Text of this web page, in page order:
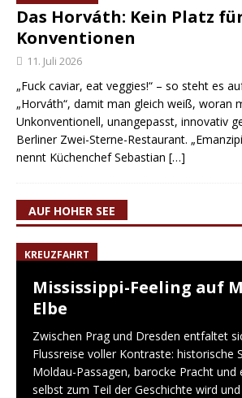
Das Horváth: Kein Platz
Konventionen
11. Juli 2026
„Fuck caviar, eat veggies!“ – so steht es
„Horváth“, damit man gleich weiß, woran
Unkonventionell, unangepasst, innovativ
Berliner Zwei-Sterne-Restaurant.
nennt Küchenchef Sebastian […]
AUF HOHER SEE
KREUZFAHRT
Mississippi-Feeling auf
Elbe
Zwischen Prag und Dresden entfaltet
Flussreise voller Kontraste: historische
Moldau-Passagen, barocke Pracht und
selbst zum Teil der Geschichte wird